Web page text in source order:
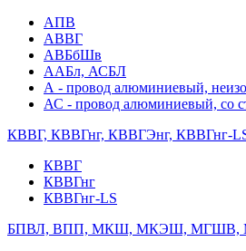
АПВ
АВВГ
АВБбШв
ААБл, АСБЛ
А - провод алюминиевый,
АС - провод алюминиевый, со
КВВГ, КВВГнг, КВВГЭнг, КВВГнг-
КВВГ
КВВГнг
КВВГнг-LS
БПВЛ, ВПП, МКШ, МКЭШ, МГШВ,